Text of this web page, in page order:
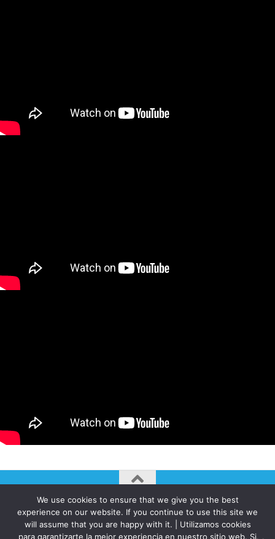
AUTOGIRO/el giro del arte actual © JAVIER MARTINEZ 2026. All
Rights Reserved.
We use cookies to ensure that we give you the best
experience on our website. If you continue to use this site we
will assume that you are happy with it. | Utilizamos cookies
para garantizarte la mejor experiencia en nuestro sitio web. Si